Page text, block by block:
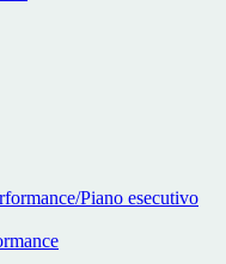
Piano esecutivo